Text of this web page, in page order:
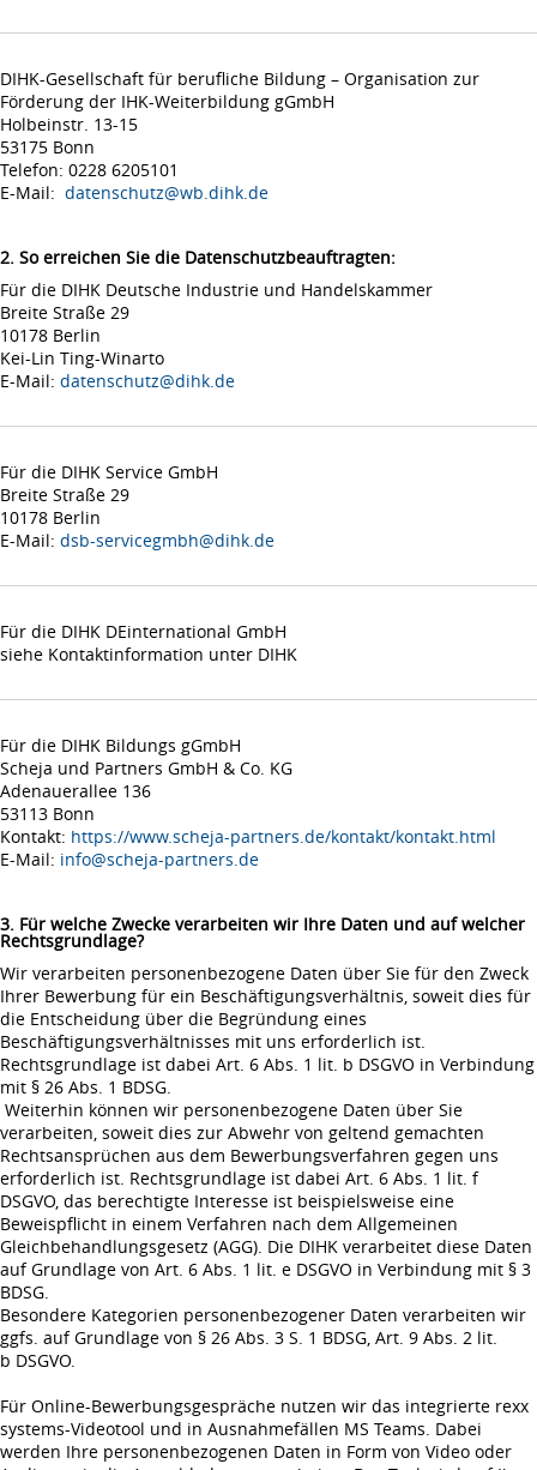
DIHK-Gesellschaft für berufliche Bildung – Organisation zur
Förderung der IHK-Weiterbildung gGmbH
Holbeinstr. 13-15
53175 Bonn
Telefon: 0228 6205101
E-Mail: datenschutz@wb.dihk.de
2. So erreichen Sie die Datenschutzbeauftragten:
Für die DIHK Deutsche Industrie und Handelskammer
Breite Straße 29
10178 Berlin
Kei-Lin Ting-Winarto
E-Mail: datenschutz@dihk.de
Für die DIHK Service GmbH
Breite Straße 29
10178 Berlin
E-Mail: dsb-servicegmbh@dihk.de
Für die DIHK DEinternational GmbH
siehe Kontaktinformation unter DIHK
Für die DIHK Bildungs gGmbH
Scheja und Partners GmbH & Co. KG
Adenauerallee 136
53113 Bonn
Kontakt: https://www.scheja-partners.de/kontakt/kontakt.html
E-Mail: info@scheja-partners.de
3. Für welche Zwecke verarbeiten wir Ihre Daten und auf welcher
Rechtsgrundlage?
Wir verarbeiten personenbezogene Daten über Sie für den Zweck
Ihrer Bewerbung für ein Beschäftigungsverhältnis, soweit dies für
die Entscheidung über die Begründung eines
Beschäftigungsverhältnisses mit uns erforderlich ist.
Rechtsgrundlage ist dabei Art. 6 Abs. 1 lit. b DSGVO in Verbindung
mit § 26 Abs. 1 BDSG.
Weiterhin können wir personenbezogene Daten über Sie
verarbeiten, soweit dies zur Abwehr von geltend gemachten
Rechtsansprüchen aus dem Bewerbungsverfahren gegen uns
erforderlich ist. Rechtsgrundlage ist dabei Art. 6 Abs. 1 lit. f
DSGVO, das berechtigte Interesse ist beispielsweise eine
Beweispflicht in einem Verfahren nach dem Allgemeinen
Gleichbehandlungsgesetz (AGG). Die DIHK verarbeitet diese Daten
auf Grundlage von Art. 6 Abs. 1 lit. e DSGVO in Verbindung mit § 3
BDSG.
Besondere Kategorien personenbezogener Daten verarbeiten wir
ggfs. auf Grundlage von § 26 Abs. 3 S. 1 BDSG, Art. 9 Abs. 2 lit.
b DSGVO.
Für Online-Bewerbungsgespräche nutzen wir das integrierte rexx
systems-Videotool und in Ausnahmefällen MS Teams. Dabei
werden Ihre personenbezogenen Daten in Form von Video oder